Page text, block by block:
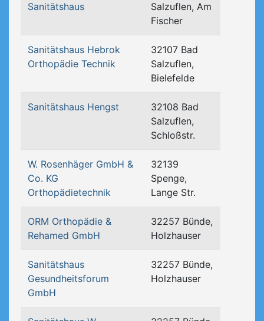
Sanitätshaus
Salzuflen, Am
Fischer
Sanitätshaus Hebrok
Orthopädie Technik
32107 Bad
Salzuflen,
Bielefelde
Sanitätshaus Hengst
32108 Bad
Salzuflen,
Schloßstr.
W. Rosenhäger GmbH &
Co. KG
Orthopädietechnik
32139
Spenge,
Lange Str.
ORM Orthopädie &
Rehamed GmbH
32257 Bünde,
Holzhauser
Sanitätshaus
Gesundheitsforum
GmbH
32257 Bünde,
Holzhauser